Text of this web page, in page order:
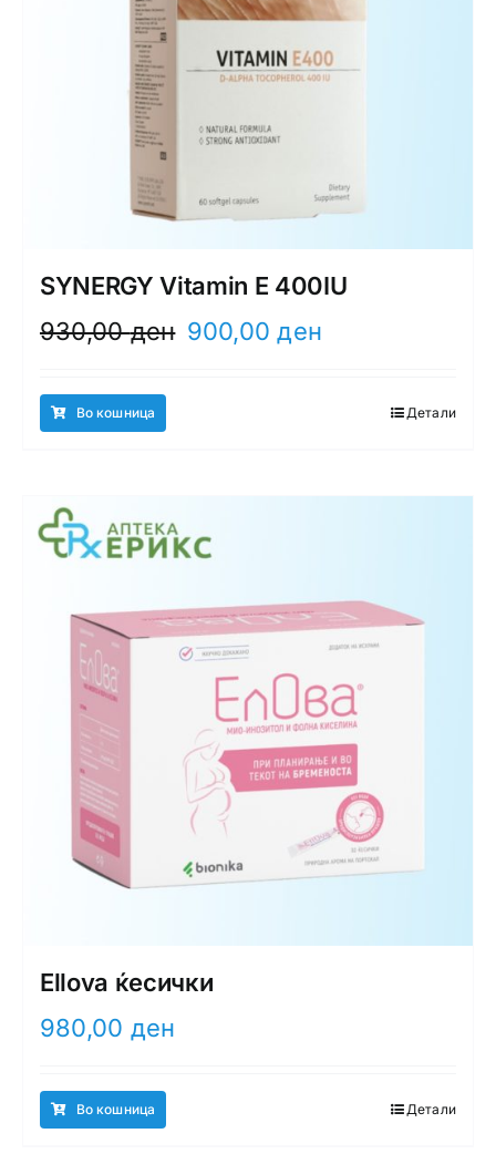
SYNERGY Vitamin E 400IU
930,00ден Original
900,00ден
900,00 ден.
Во кошница Детали
Ellova ќесички
980,00 ден
Во кошница Детали